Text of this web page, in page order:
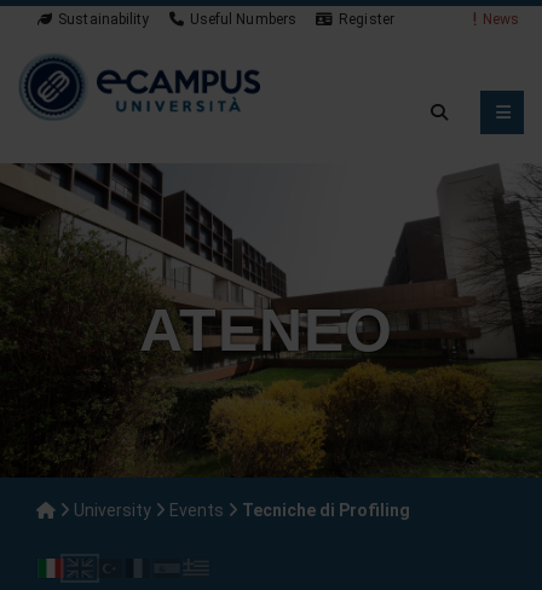
Sustainability Useful Numbers Register News
ATENEO
University Events Tecniche di Profiling